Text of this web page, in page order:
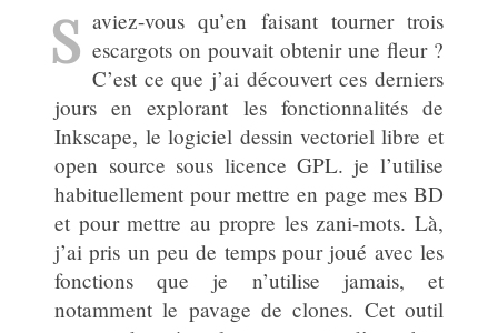
S aviez-vous qu’en faisant tourner trois
escargots on pouvait obtenir une fleur ?
C’est ce que j’ai découvert ces derniers
jours en explorant les fonctionnalités de
Inkscape, le logiciel dessin vectoriel libre et
open source sous licence GPL. je l’utilise
habituellement pour mettre en page mes BD
et pour mettre au propre les zani-mots. Là,
j’ai pris un peu de temps pour joué avec les
fonctions que je n’utilise jamais, et
notamment le pavage de clones. Cet outil